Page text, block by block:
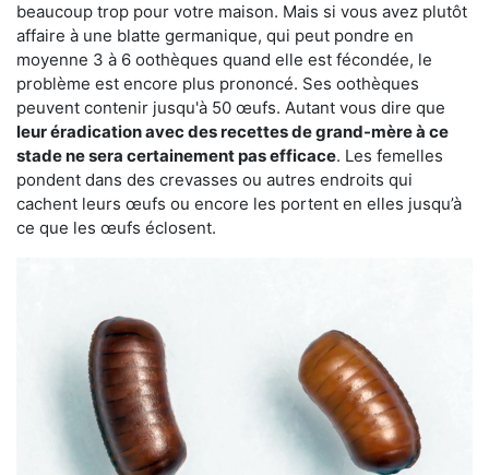
beaucoup trop pour votre maison. Mais si vous avez plutôt
affaire à une blatte germanique, qui peut pondre en
moyenne 3 à 6 oothèques quand elle est fécondée, le
problème est encore plus prononcé. Ses oothèques
peuvent contenir jusqu'à 50 œufs. Autant vous dire que
leur éradication avec des recettes de grand-mère à ce
stade ne sera certainement pas efficace. Les femelles
pondent dans des crevasses ou autres endroits qui
cachent leurs œufs ou encore les portent en elles jusqu’à
ce que les œufs éclosent.